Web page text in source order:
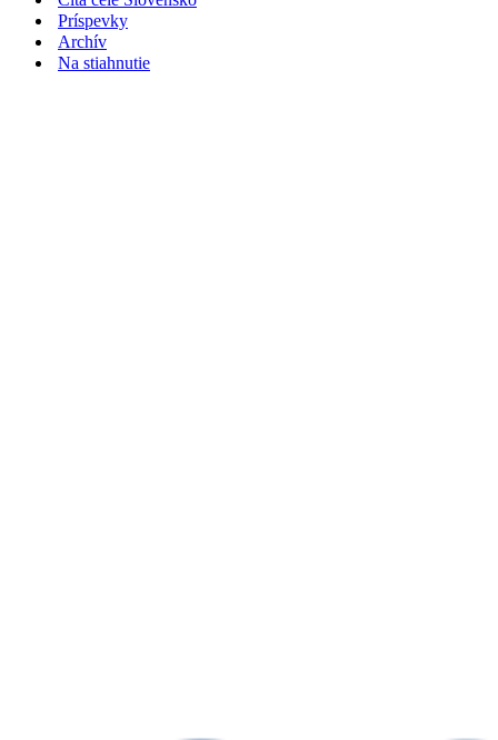
Príspevky
Archív
Na stiahnutie